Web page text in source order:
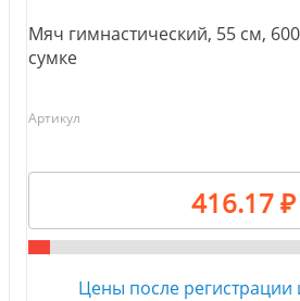
Мяч гимнастический, 55 см,
сумке
Артикул
416.17 ₽
Цены после